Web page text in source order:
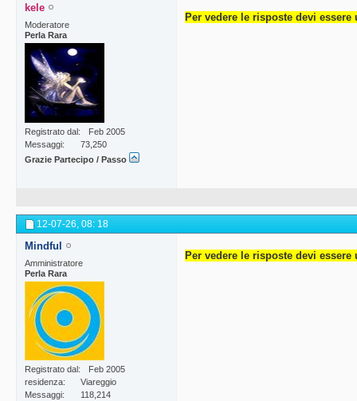
kele
Moderatore
Perla Rara
Registrato dal
Feb 2005
Messaggi
73,250
Grazie Partecipo / Passo
Per vedere le risposte devi essere
12-07-26, 08: 18
Mindful
Amministratore
Perla Rara
Registrato dal
Feb 2005
residenza
Viareggio
Messaggi
118,214
Per vedere le risposte devi